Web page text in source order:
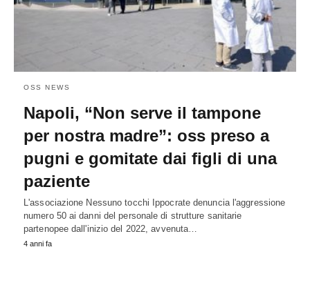
OSS NEWS
Napoli, “Non serve il tampone
per nostra madre”: oss preso a
pugni e gomitate dai figli di una
paziente
L'associazione Nessuno tocchi Ippocrate denuncia l'aggressione
numero 50 ai danni del personale di strutture sanitarie
partenopee dall'inizio del 2022, avvenuta…
4 anni fa